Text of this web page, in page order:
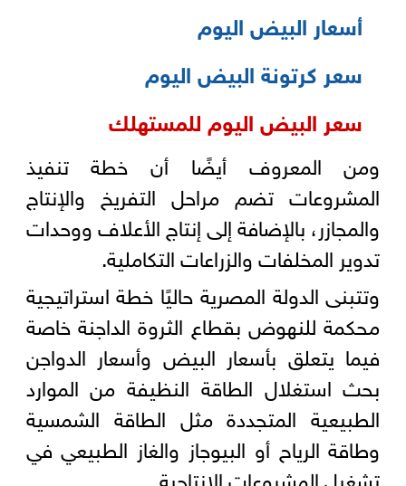
أسعار البيض اليوم
سعر كرتونة البيض اليوم
سعر البيض اليوم للمستهلك
ومن المعروف أيضًا أن خطة تنفيذ
المشروعات تضم مراحل التفريخ والإنتاج
والمجازر، بالإضافة إلى إنتاج الأعلاف ووحدات
تدوير المخلفات والزراعات التكاملية.
وتتبنى الدولة المصرية حاليًا خطة استراتيجية
محكمة للنهوض بقطاع الثروة الداجنة خاصة
فيما يتعلق بأسعار البيض وأسعار الدواجن
بحث استغلال الطاقة النظيفة من الموارد
الطبيعية المتجددة مثل الطاقة الشمسية
وطاقة الرياح أو البيوجاز والغاز الطبيعي في
تشغيل المشروعات الإنتاجية.